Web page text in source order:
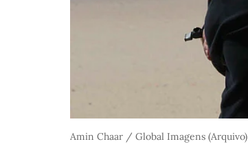
Amin Chaar / Global Imagens (Arquivo)